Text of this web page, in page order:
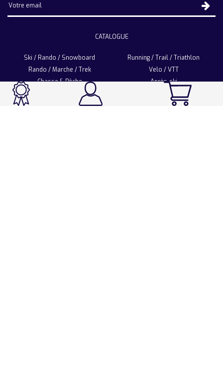
CATALOGUE
Ski / Rando / Snowboard
Running / Trail / Triathlon
Rando / Marche / Trek
Velo / VTT
Chasse & Pêche
Après-ski
Sport Fashion